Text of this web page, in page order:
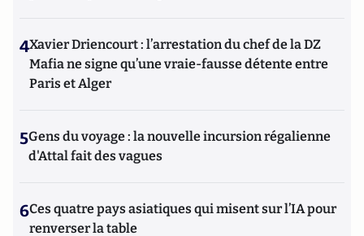
4Xavier Driencourt : l’arrestation du chef de la DZ
Mafia ne signe qu’une vraie-fausse détente entre
Paris et Alger
5Gens du voyage : la nouvelle incursion régalienne
d'Attal fait des vagues
6Ces quatre pays asiatiques qui misent sur l’IA pour
renverser la table